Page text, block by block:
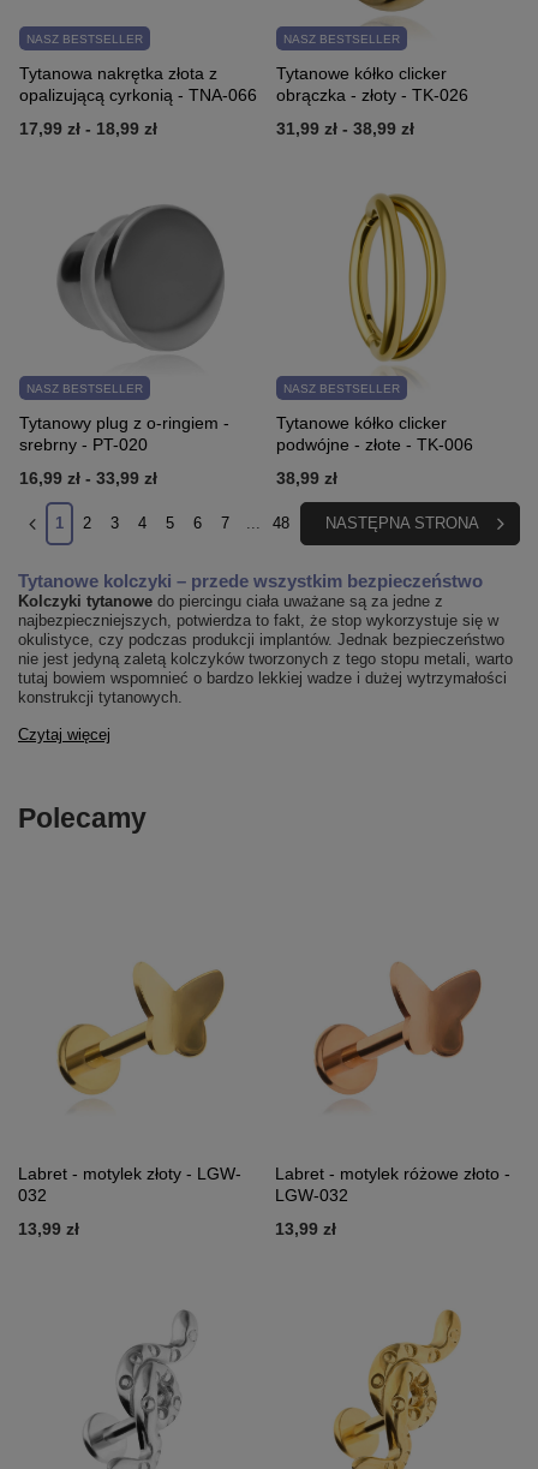
NASZ BESTSELLER
Tytanowa nakrętka złota z
opalizującą cyrkonią - TNA-066
17,99 zł - 18,99 zł
NASZ BESTSELLER
Tytanowe kółko clicker
obrączka - złoty - TK-026
31,99 zł - 38,99 zł
NASZ BESTSELLER
Tytanowy plug z o-ringiem -
srebrny - PT-020
16,99 zł - 33,99 zł
NASZ BESTSELLER
Tytanowe kółko clicker
podwójne - złote - TK-006
38,99 zł
1 2 3 4 5 6 7 ... 48 NASTĘPNA STRONA
Tytanowe kolczyki – przede wszystkim bezpieczeństwo
Kolczyki tytanowe do piercingu ciała uważane są za jedne z
najbezpieczniejszych, potwierdza to fakt, że stop wykorzystuje się w
okulistyce, czy podczas produkcji implantów. Jednak bezpieczeństwo
nie jest jedyną zaletą kolczyków tworzonych z tego stopu metali, warto
tutaj bowiem wspomnieć o bardzo lekkiej wadze i dużej wytrzymałości
konstrukcji tytanowych.
Czytaj więcej
Polecamy
Labret - motylek złoty - LGW-
032
13,99 zł
Labret - motylek różowe złoto -
LGW-032
13,99 zł